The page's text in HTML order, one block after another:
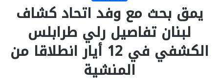
يمق بحث مع وفد اتحاد كشاف
لبنان تفاصيل رلي طرابلس
الكشفي في 12 أيار انطلاقا من
المنشية